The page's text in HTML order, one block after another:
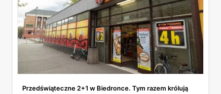
Przedświąteczne 2+1 w Biedronce. Tym razem królują